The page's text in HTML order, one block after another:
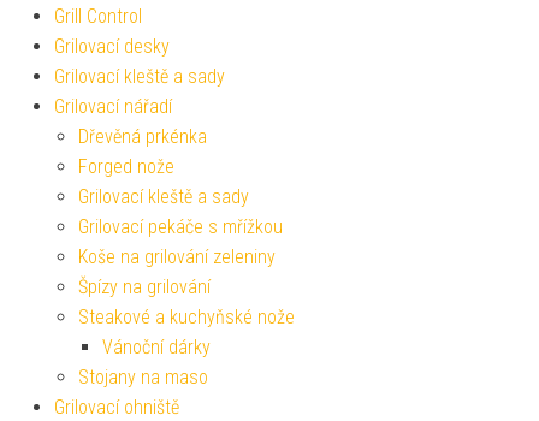
Grill Control
Grilovací desky
Grilovací kleště a sady
Grilovací nářadí
Dřevěná prkénka
Forged nože
Grilovací kleště a sady
Grilovací pekáče s mřížkou
Koše na grilování zeleniny
Špízy na grilování
Steakové a kuchyňské nože
Vánoční dárky
Stojany na maso
Grilovací ohniště